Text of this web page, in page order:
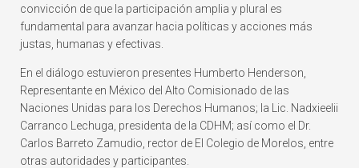
convicción de que la participación amplia y plural es
fundamental para avanzar hacia políticas y acciones más
justas, humanas y efectivas.
En el diálogo estuvieron presentes Humberto Henderson,
Representante en México del Alto Comisionado de las
Naciones Unidas para los Derechos Humanos; la Lic. Nadxieelii
Carranco Lechuga, presidenta de la CDHM; así como el Dr.
Carlos Barreto Zamudio, rector de El Colegio de Morelos, entre
otras autoridades y participantes.